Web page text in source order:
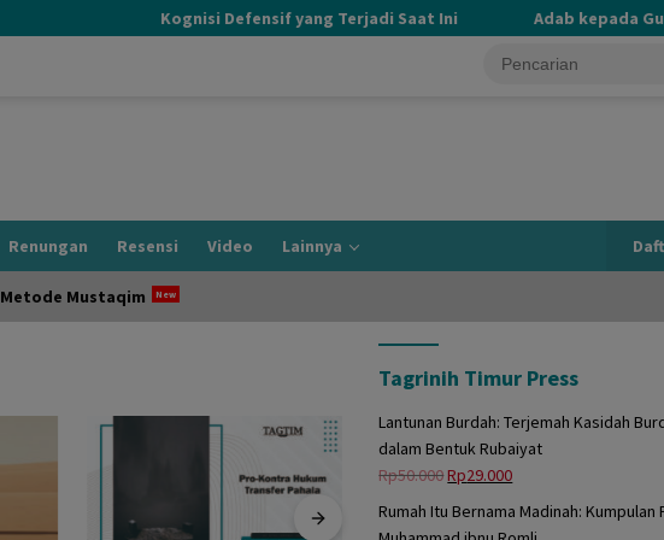
Kognisi Defensif yang Terjadi Saat Ini Adab kepada Guru
Renungan Resensi Video Lainnya
Metode Mustaqim
Tagrinih Timur Press
Lantunan Burdah: Terjemah Kasidah
dalam Bentuk Rubaiyat
Rp50.000Harga
adalah:
Rp29.000Harga
Rumah Itu Bernama Madinah: Kumpulan